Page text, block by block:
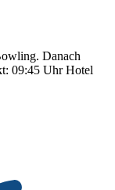
Danach
09:45 Uhr Hotel